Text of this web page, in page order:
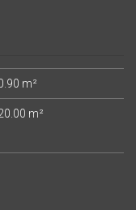
.90 m²
.00 m²